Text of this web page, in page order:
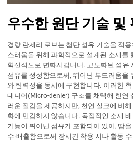
우수한 원단 기술 및
경량 란제리 로브는 첨단 섬유 기술을 적
스러움을 위해 과학적으로 설계된 소재를
혁신적으로 변화시킵니다. 고도화된 섬유
섬유를 생성함으로써, 뛰어난 부드러움을
와 탄력성을 동시에 구현합니다. 이러한
데니어(Micro-denier) 구조를 채택해 천연
러운 질감을 제공하지만, 천연 실크에 비
화에 민감하지 않습니다. 독점적인 소재
기능이 뛰어난 섬유가 포함되어 있어, 땀
수·배출함으로써 장시간 착용 시나 활동